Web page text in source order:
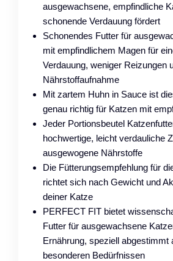
ausgewachsene, empfindliche
schonende Verdauung fördert
Schonendes Futter für
mit empfindlichem Magen für
Verdauung, weniger Reizungen
Nährstoffaufnahme
Mit zartem Huhn in Sauce ist
genau richtig für Katzen mit
Jeder Portionsbeutel
hochwertige, leicht verdauliche
ausgewogene Nährstoffe
Die Fütterungsempfehlung für
richtet sich nach Gewicht und
deiner Katze
PERFECT FIT bietet
Futter für ausgewachsene
Ernährung, speziell abgestimmt
besonderen Bedürfnissen